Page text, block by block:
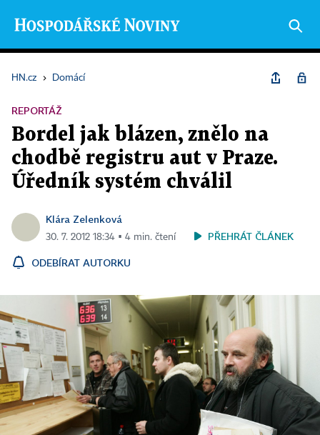
HN.cz › Domácí
REPORTÁŽ
Bordel jak blázen, znělo na
chodbě registru aut v Praze.
Úředník systém chválil
Klára Zelenková
30. 7. 2012 18:34 ▪ 4 min. čtení PŘEHRÁT ČLÁNEK
ODEBÍRAT AUTORKU